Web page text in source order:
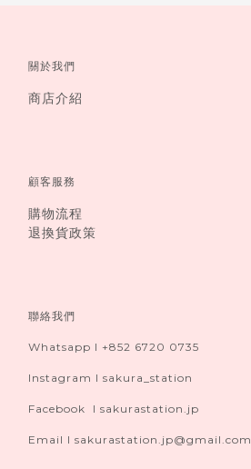
關於我們
商店介紹
顧客服務
購物流程
退換貨政策
聯絡我們
Whatsapp I +852 6720 0735
Instagram I sakura_station
Facebook I sakurastation.jp
Email I sakurastation.jp@gmail.com